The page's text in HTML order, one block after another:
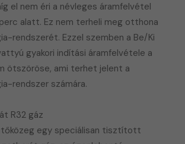
el nem éri a névleges áramfelvétel
alatt. Ez nem terheli meg otthona
rendszerét. Ezzel szemben a Be/Ki
gyakori indítási áramfelvétele a
ötszöröse, ami terhet jelent a
rendszer számára.
R32 gáz
egy speciálisan tisztított